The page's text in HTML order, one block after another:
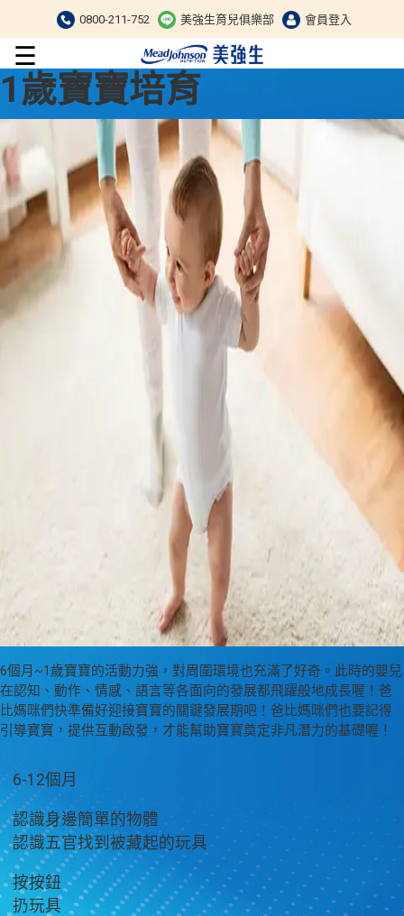
0800-211-752 美強生育兒俱樂部 會員登入
☰
1歲寶寶培育
6個月~1歲寶寶的活動力強，對周圍環境也充滿了好奇。此時的嬰兒
在認知、動作、情感、語言等各面向的發展都飛躍般地成長喔！爸
比媽咪們快準備好迎接寶寶的關鍵發展期吧！爸比媽咪們也要記得
引導寶寶，提供互動啟發，才能幫助寶寶奠定非凡潛力的基礎喔！
發
展
里
程
碑
認
知
動
作
情
感
語
言
6-12個月
認識身邊簡單的物體
認識五官找到被藏起的玩具
按按鈕
扔玩具